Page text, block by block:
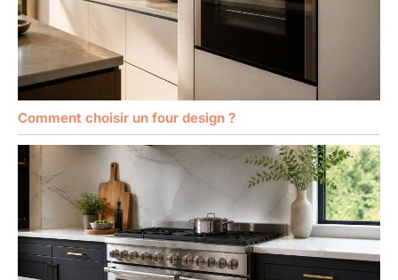
Comment choisir un four design ?